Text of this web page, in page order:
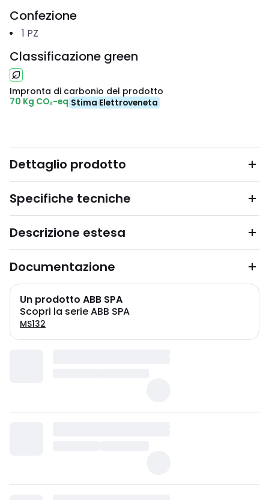
Confezione
1 PZ
Classificazione green
Impronta di carbonio del prodotto
70 Kg CO₂-eq Stima Elettroveneta
Dettaglio prodotto
Specifiche tecniche
Descrizione estesa
Documentazione
Un prodotto ABB SPA
Scopri la serie ABB SPA
MS132